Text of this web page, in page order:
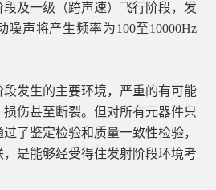
及一级（跨声速）飞行阶段，发
噪声将产生频率为100至10000Hz
发生的主要环境，严重的有可能
伤甚至断裂。但对所有元器件只
了鉴定检验和质量一致性检验，
是能够经受得住发射阶段环境考